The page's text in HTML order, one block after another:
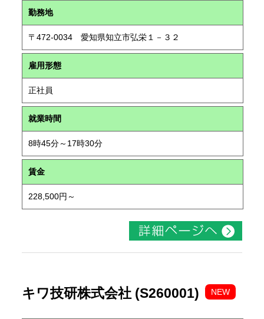
勤務地
〒472-0034 愛知県知立市弘栄１－３２
雇用形態
正社員
就業時間
8時45分～17時30分
賃金
228,500円～
キワ技研株式会社 (S260001) NEW